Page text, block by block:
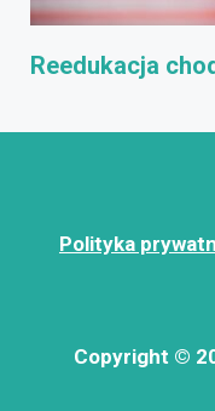
Reedukacja
Polityka
Copyright ©